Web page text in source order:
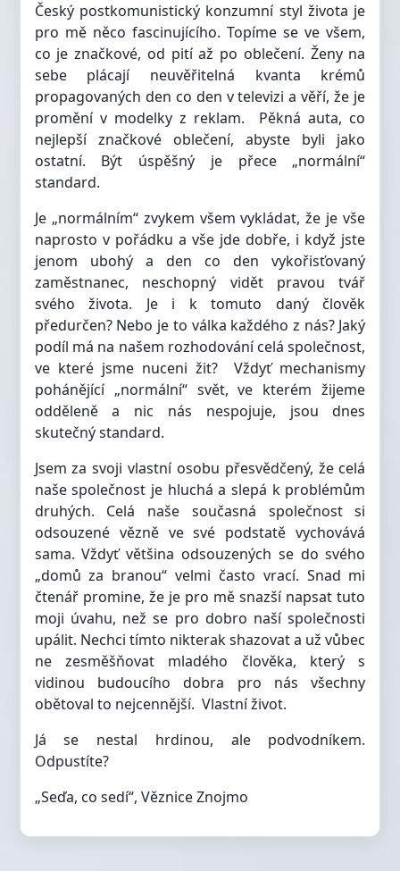
Český postkomunistický konzumní styl života je
pro mě něco fascinujícího. Topíme se ve všem,
co je značkové, od pití až po oblečení. Ženy na
sebe plácají neuvěřitelná kvanta krémů
propagovaných den co den v televizi a věří, že je
promění v modelky z reklam.
Pěkná auta, co
nejlepší značkové oblečení, abyste byli jako
ostatní. Být úspěšný je přece „normální“
standard.
Je „normálním“ zvykem všem vykládat, že je vše
naprosto v pořádku a vše jde dobře, i když jste
jenom ubohý a den co den vykořisťovaný
zaměstnanec, neschopný vidět pravou tvář
svého života. Je i k tomuto daný člověk
předurčen? Nebo je to válka každého z nás? Jaký
podíl má na našem rozhodování celá společnost,
ve které jsme nuceni žit?
Vždyť mechanismy
pohánějící „normální“ svět, ve kterém žijeme
odděleně a nic nás nespojuje, jsou dnes
skutečný standard.
Jsem za svoji vlastní osobu přesvědčený, že celá
naše společnost je hluchá a slepá k problémům
druhých. Celá naše současná společnost si
odsouzené vězně ve své podstatě vychovává
sama. Vždyť většina odsouzených se do svého
„domů za branou“ velmi často vrací. Snad mi
čtenář promine, že je pro mě snazší napsat tuto
moji úvahu, než se pro dobro naší společnosti
upálit. Nechci tímto nikterak shazovat a už vůbec
ne zesměšňovat mladého člověka, který s
vidinou budoucího dobra pro nás všechny
obětoval to nejcennější. Vlastní život.
Já se nestal hrdinou, ale podvodníkem.
Odpustíte?
„Seďa, co sedí“, Věznice Znojmo